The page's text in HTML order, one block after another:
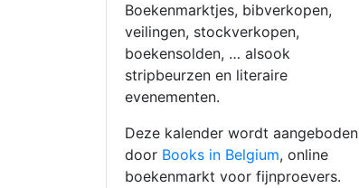
Boekenmarktjes, bibverkopen,
veilingen, stockverkopen,
boekensolden, … alsook
stripbeurzen en literaire
evenementen.
Deze kalender wordt aangeboden
door Books in Belgium, online
boekenmarkt voor fijnproevers.